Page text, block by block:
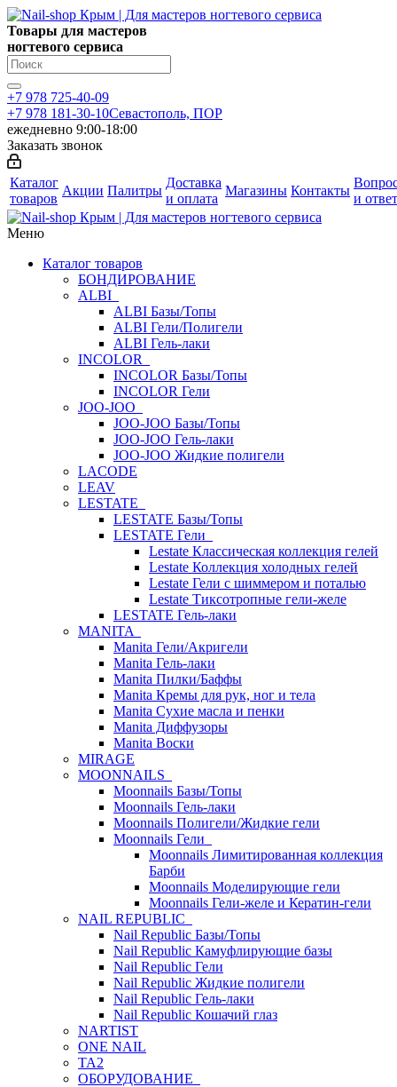
Товары для мастеров
ногтевого сервиса
+7 978 725-40-09
+7 978 181-30-10Севастополь, ПОР
ежедневно 9:00-18:00
Заказать звонок
Каталог
товаров
Акции Палитры
Доставка
и оплата
Магазины Контакты
и
Меню
Каталог товаров
БОНДИРОВАНИЕ
ALBI
ALBI Базы/Топы
ALBI Гели/Полигели
ALBI Гель-лаки
INCOLOR
INCOLOR Базы/Топы
INCOLOR Гели
JOO-JOO
JOO-JOO Базы/Топы
JOO-JOO Гель-лаки
JOO-JOO Жидкие полигели
LACODE
LEAV
LESTATE
LESTATE Базы/Топы
LESTATE Гели
Lestate Классическая коллекция гелей
Lestate Коллекция холодных гелей
Lestate Гели с шиммером и поталью
Lestate Тиксотропные гели-желе
LESTATE Гель-лаки
MANITA
Manita Гели/Акригели
Manita Гель-лаки
Manita Пилки/Баффы
Manita Кремы для рук, ног и тела
Manita Сухие масла и пенки
Manita Диффузоры
Manita Воски
MIRAGE
MOONNAILS
Moonnails Базы/Топы
Moonnails Гель-лаки
Moonnails Полигели/Жидкие гели
Moonnails Гели
Moonnails Лимитированная коллекция
Барби
Moonnails Моделирующие гели
Moonnails Гели-желе и Кератин-гели
NAIL REPUBLIC
Nail Republic Базы/Топы
Nail Republic Камуфлирующие базы
Nail Republic Гели
Nail Republic Жидкие полигели
Nail Republic Гель-лаки
Nail Republic Кошачий глаз
NARTIST
ONE NAIL
TA2
ОБОРУДОВАНИЕ